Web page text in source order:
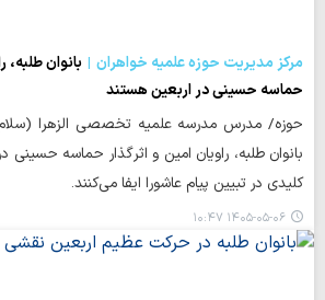
مرکز مدیریت حوزه علمیه خواهران
بانوان طلبه،
حماسه حسینی در اربعین هستند
حوزه/ مدرس مدرسه علمیه تخصصی الزهرا (سلام
بانوان طلبه، راویان امین و اثرگذار حماسه
کلیدی در تبیین پیام عاشورا ایفا می‌کنند.
۱۴۰۵-۰۵-۰۶ ۱۰:۴۷